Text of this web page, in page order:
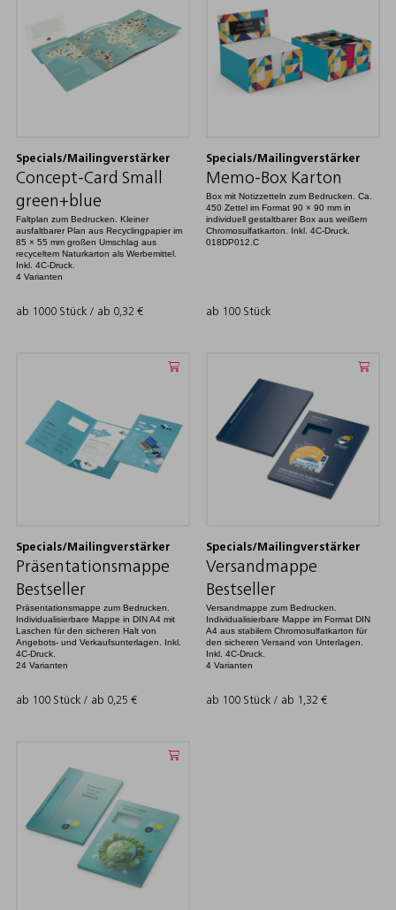
Specials/Mailingverstärker
Concept-Card Small
green+blue
Faltplan zum Bedrucken. Kleiner
ausfaltbarer Plan aus Recyclingpapier im
85 × 55 mm großen Umschlag aus
recyceltem Naturkarton als Werbemittel.
Inkl. 4C-Druck.
4 Varianten
ab 1000 Stück / ab 0,32 €
Specials/Mailingverstärker
Memo-Box Karton
Box mit Notizzetteln zum Bedrucken. Ca.
450 Zettel im Format 90 × 90 mm in
individuell gestaltbarer Box aus weißem
Chromosulfatkarton. Inkl. 4C-Druck.
018DP012.C
ab 100 Stück
Specials/Mailingverstärker
Präsentationsmappe
Bestseller
Präsentationsmappe zum Bedrucken.
Individualisierbare Mappe in DIN A4 mit
Laschen für den sicheren Halt von
Angebots- und Verkaufsunterlagen. Inkl.
4C-Druck.
24 Varianten
ab 100 Stück / ab 0,25 €
Specials/Mailingverstärker
Versandmappe
Bestseller
Versandmappe zum Bedrucken.
Individualisierbare Mappe im Format DIN
A4 aus stabilem Chromosulfatkarton für
den sicheren Versand von Unterlagen.
Inkl. 4C-Druck.
4 Varianten
ab 100 Stück / ab 1,32 €